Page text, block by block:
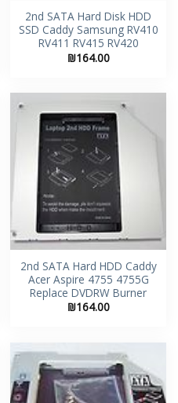
2nd SATA Hard Disk HDD
SSD Caddy Samsung RV410
RV411 RV415 RV420
₪164.00
2nd SATA Hard HDD Caddy
Acer Aspire 4755 4755G
Replace DVDRW Burner
₪164.00